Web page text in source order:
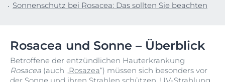
Sonnenschutz bei Rosacea: Das sollten Sie beachten
Rosacea und Sonne – Überblick
Betroffene der entzündlichen Hauterkrankung
Rosacea (auch „Rosazea“) müssen sich besonders vor